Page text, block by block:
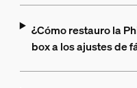
¿Cómo restauro la
box a los ajustes de